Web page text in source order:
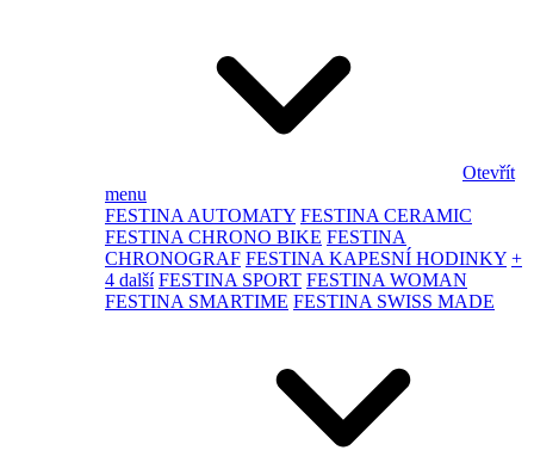
Otevřít
menu
FESTINA AUTOMATY FESTINA CERAMIC
FESTINA CHRONO BIKE FESTINA
CHRONOGRAF FESTINA KAPESNÍ HODINKY +
4 další FESTINA SPORT FESTINA WOMAN
FESTINA SMARTIME FESTINA SWISS MADE